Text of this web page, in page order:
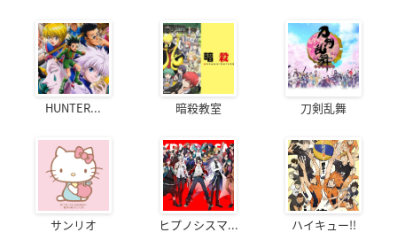
HUNTER... 暗殺教室 刀剣乱舞
サンリオ ヒプノシスマ... ハイキュー!!